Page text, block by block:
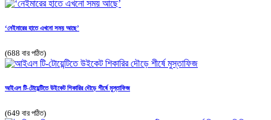
‘নেইমারের হাতে এখনো সময় আছে’
(688 বার পঠিত)
আইএল টি-টোয়েন্টিতে উইকেট শিকারির দৌড়ে শীর্ষে মুস্তাফিজ
(649 বার পঠিত)